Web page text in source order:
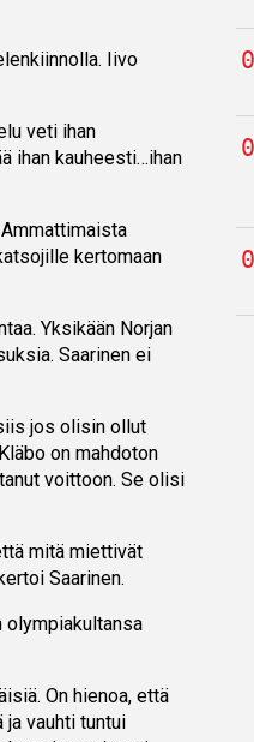
Iivo
veti ihan
ihan kauheesti…ihan
kertomaan
Yksikään Norjan
Saarinen ei
jos olisin ollut
on mahdoton
voittoon. Se olisi
mitä miettivät
Saarinen.
olympiakultansa
On hienoa, että
ja vauhti tuntui